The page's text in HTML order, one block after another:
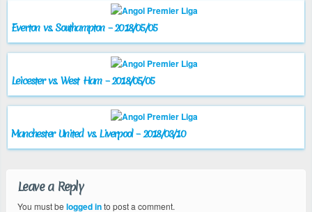
Everton vs. Southampton – 2018/05/05
Leicester vs. West Ham – 2018/05/05
Manchester United vs. Liverpool – 2018/03/10
Leave a Reply
You must be logged into post a comment.